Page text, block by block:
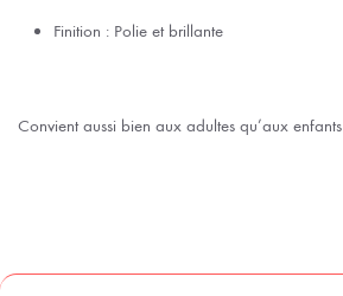
Finition : Polie et brillante
Convient aussi bien aux adultes qu’aux enfants